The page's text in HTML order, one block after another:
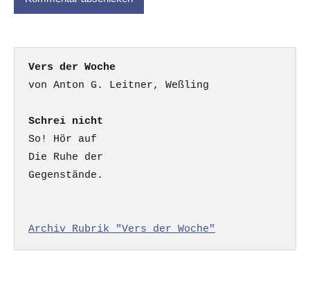
Vers der Woche
Schrei nicht
So! Hör auf
Die Ruhe der
Gegenstände.
Archiv Rubrik "Vers der Woche"